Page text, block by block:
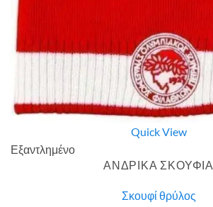
Quick View
Εξαντλημένο
ΑΝΔΡΙΚΑ ΣΚΟΥΦΙΑ
Σκουφί θρύλος